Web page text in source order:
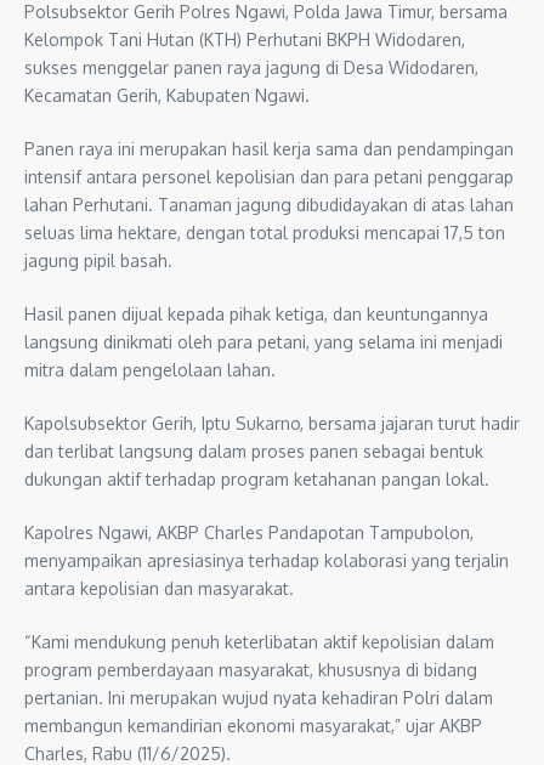
Polsubsektor Gerih Polres Ngawi, Polda Jawa Timur, bersama
Kelompok Tani Hutan (KTH) Perhutani BKPH Widodaren,
sukses menggelar panen raya jagung di Desa Widodaren,
Kecamatan Gerih, Kabupaten Ngawi.
Panen raya ini merupakan hasil kerja sama dan pendampingan
intensif antara personel kepolisian dan para petani penggarap
lahan Perhutani. Tanaman jagung dibudidayakan di atas lahan
seluas lima hektare, dengan total produksi mencapai 17,5 ton
jagung pipil basah.
Hasil panen dijual kepada pihak ketiga, dan keuntungannya
langsung dinikmati oleh para petani, yang selama ini menjadi
mitra dalam pengelolaan lahan.
Kapolsubsektor Gerih, Iptu Sukarno, bersama jajaran turut hadir
dan terlibat langsung dalam proses panen sebagai bentuk
dukungan aktif terhadap program ketahanan pangan lokal.
Kapolres Ngawi, AKBP Charles Pandapotan Tampubolon,
menyampaikan apresiasinya terhadap kolaborasi yang terjalin
antara kepolisian dan masyarakat.
“Kami mendukung penuh keterlibatan aktif kepolisian dalam
program pemberdayaan masyarakat, khususnya di bidang
pertanian. Ini merupakan wujud nyata kehadiran Polri dalam
membangun kemandirian ekonomi masyarakat,” ujar AKBP
Charles, Rabu (11/6/2025).